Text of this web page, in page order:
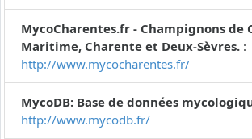
MycoCharentes.fr - Champignons de
Maritime, Charente et Deux-Sèvres. :
http://www.mycocharentes.fr/
MycoDB: Base de données
http://www.mycodb.fr/